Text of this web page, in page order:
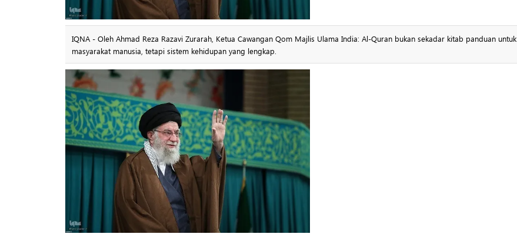
IQNA - Oleh Ahmad Reza Razavi Zurarah, Ketua Cawangan Qom Majlis Ulama India: Al-Quran bukan sekadar kitab panduan untuk
masyarakat manusia, tetapi sistem kehidupan yang lengkap.